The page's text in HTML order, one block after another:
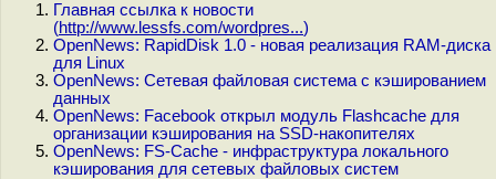
Главная ссылка к новости
(http://www.lessfs.com/wordpres...)
OpenNews: RapidDisk 1.0 - новая реализация RAM-диска
для Linux
OpenNews: Сетевая файловая система с кэшированием
данных
OpenNews: Facebook открыл модуль Flashcache для
организации кэширования на SSD-накопителях
OpenNews: FS-Cache - инфраструктура локального
кэширования для сетевых файловых систем